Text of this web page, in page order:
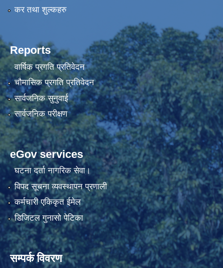
कर तथा शुल्कहरु
Reports
वार्षिक प्रगति प्रतिवेदन
चौमासिक प्रगति प्रतिवेदन
सार्वजनिक सुनुवाई
सार्वजनिक परीक्षण
eGov services
घटना दर्ता नागरिक सेवा।
विपद सूचना व्यवस्थापन प्रणाली
कर्मचारी एकिकृत ईमेल
डिजिटल गुनासो पेटिका
सम्पर्क विवरण